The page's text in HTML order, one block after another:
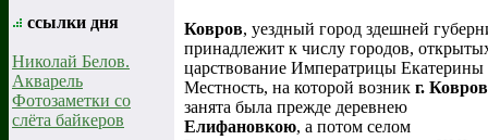
Ковров, уездный город здешней
принадлежит к числу городов,
царствование Императрицы
Местность, на которой возник г. Ковров
занята была прежде деревнею
Елифановкою, а потом селом
ссылки дня
Николай Белов.
Акварель
Фотозаметки со
слёта байкеров